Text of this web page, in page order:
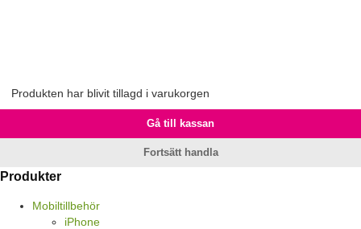
Produkten har blivit tillagd i varukorgen
Gå till kassan
Fortsätt handla
Produkter
Mobiltillbehör
iPhone